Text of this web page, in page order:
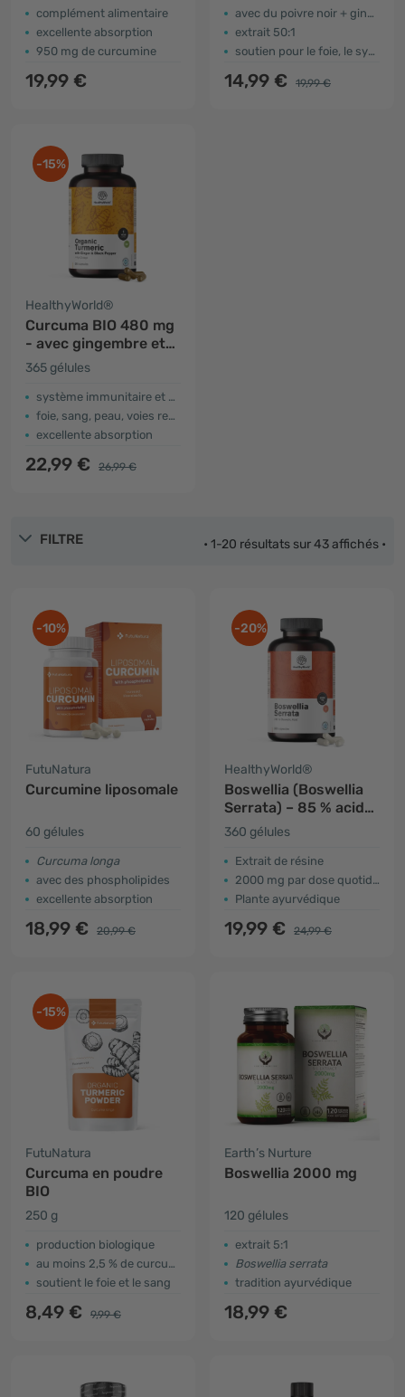
complément alimentaire
excellente absorption
950 mg de curcumine
19,99 €
avec du poivre noir + gingembre
extrait 50:1
soutien pour le foie, le système nerveux, la respiration …
14,99 € 19,99 €
-15%
HealthyWorld®
Curcuma BIO 480 mg
- avec gingembre et
poivre noir
365 gélules
système immunitaire et système nerveux
foie, sang, peau, voies respiratoires
excellente absorption
22,99 € 26,99 €
FILTRE • 1-20 résultats sur 43 affichés •
-10%
FutuNatura
Curcumine liposomale
60 gélules
Curcuma longa
avec des phospholipides
excellente absorption
18,99 € 20,99 €
-20%
HealthyWorld®
Boswellia (Boswellia
Serrata) – 85 % acide
boswellique
360 gélules
Extrait de résine
2000 mg par dose quotidienne
Plante ayurvédique
19,99 € 24,99 €
-15%
FutuNatura
Curcuma en poudre
BIO
250 g
production biologique
au moins 2,5 % de curcumine
soutient le foie et le sang
8,49 € 9,99 €
Earth’s Nurture
Boswellia 2000 mg
120 gélules
extrait 5:1
Boswellia serrata
tradition ayurvédique
18,99 €